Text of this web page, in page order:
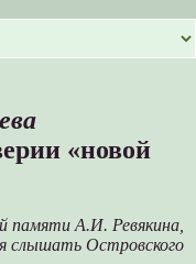
«новой
памяти А.И. Ревякина,
слышать Островского